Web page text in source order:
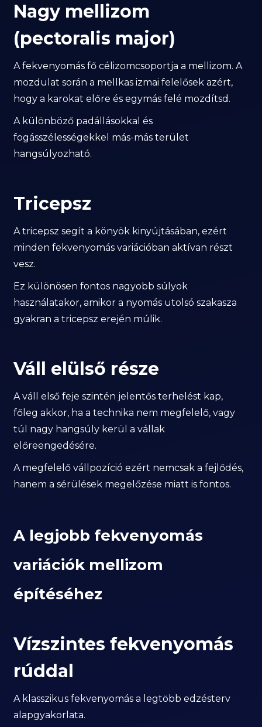
Nagy mellizom
(pectoralis major)
A fekvenyomás fő célizomcsoportja a mellizom. A
mozdulat során a mellkas izmai felelősek azért,
hogy a karokat előre és egymás felé mozdítsd.
A különböző padállásokkal és
fogásszélességekkel más-más terület
hangsúlyozható.
Tricepsz
A tricepsz segít a könyök kinyújtásában, ezért
minden fekvenyomás variációban aktívan részt
vesz.
Ez különösen fontos nagyobb súlyok
használatakor, amikor a nyomás utolsó szakasza
gyakran a tricepsz erején múlik.
Váll elülső része
A váll első feje szintén jelentős terhelést kap,
főleg akkor, ha a technika nem megfelelő, vagy
túl nagy hangsúly kerül a vállak
előreengedésére.
A megfelelő vállpozíció ezért nemcsak a fejlődés,
hanem a sérülések megelőzése miatt is fontos.
A legjobb fekvenyomás
variációk mellizom
építéséhez
Vízszintes fekvenyomás
rúddal
A klasszikus fekvenyomás a legtöbb edzésterv
alapgyakorlata.